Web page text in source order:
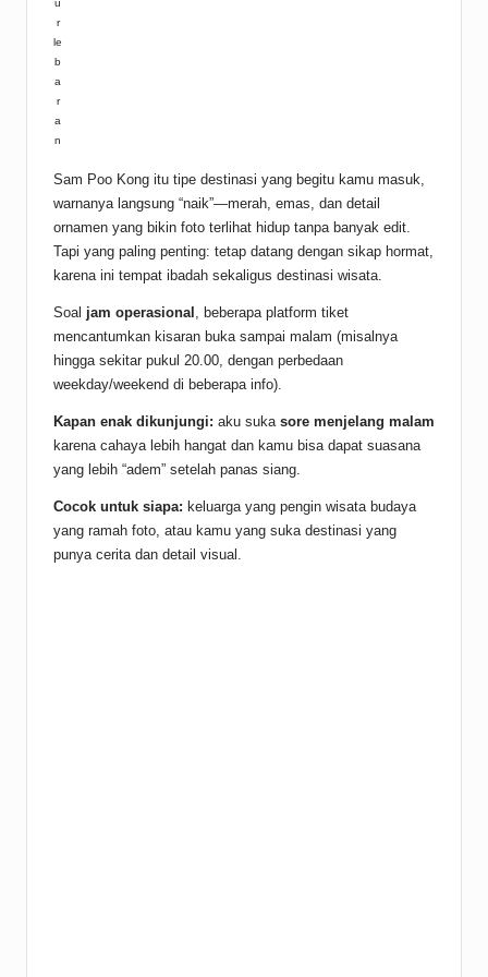
u
r
le
b
a
r
a
n
Sam Poo Kong itu tipe destinasi yang begitu kamu masuk,
warnanya langsung “naik”—merah, emas, dan detail
ornamen yang bikin foto terlihat hidup tanpa banyak edit.
Tapi yang paling penting: tetap datang dengan sikap hormat,
karena ini tempat ibadah sekaligus destinasi wisata.
Soal jam operasional
, beberapa platform tiket
mencantumkan kisaran buka sampai malam (misalnya
hingga sekitar pukul 20.00, dengan perbedaan
weekday/weekend di beberapa info).
Kapan enak dikunjungi: aku suka sore menjelang malam
karena cahaya lebih hangat dan kamu bisa dapat suasana
yang lebih “adem” setelah panas siang.
Cocok untuk siapa: keluarga yang pengin wisata budaya
yang ramah foto, atau kamu yang suka destinasi yang
punya cerita dan detail visual.